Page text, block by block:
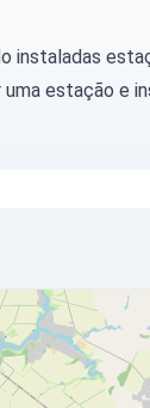
instaladas
uma estação e